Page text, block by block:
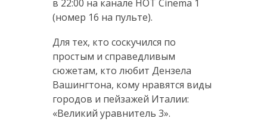
в 22:00 на канале HOT Cinema 1
(номер 16 на пульте).
Для тех, кто соскучился по
простым и справедливым
сюжетам, кто любит Дензела
Вашингтона, кому нравятся виды
городов и пейзажей Италии:
«Великий уравнитель 3».